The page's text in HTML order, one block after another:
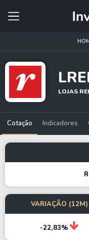
LOJAS
Cotação Indicadores
VARIAÇÃO (12M)
-22,83%